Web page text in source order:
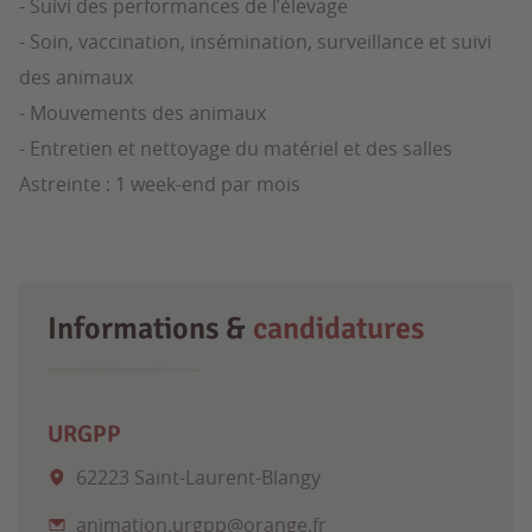
- Suivi des performances de l’élevage
- Soin, vaccination, insémination, surveillance et suivi
des animaux
- Mouvements des animaux
- Entretien et nettoyage du matériel et des salles
Astreinte : 1 week-end par mois
Informations & candidatures
URGPP
62223 Saint-Laurent-Blangy
animation.urgpp@orange.fr